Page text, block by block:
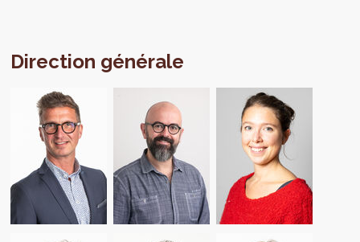
Direction générale